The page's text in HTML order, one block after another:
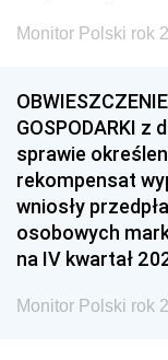
Monitor Polski rok
GOSPODARKI z
sprawie
rekompensat
wniosły
osobowych
na IV kwartał
Monitor Polski rok